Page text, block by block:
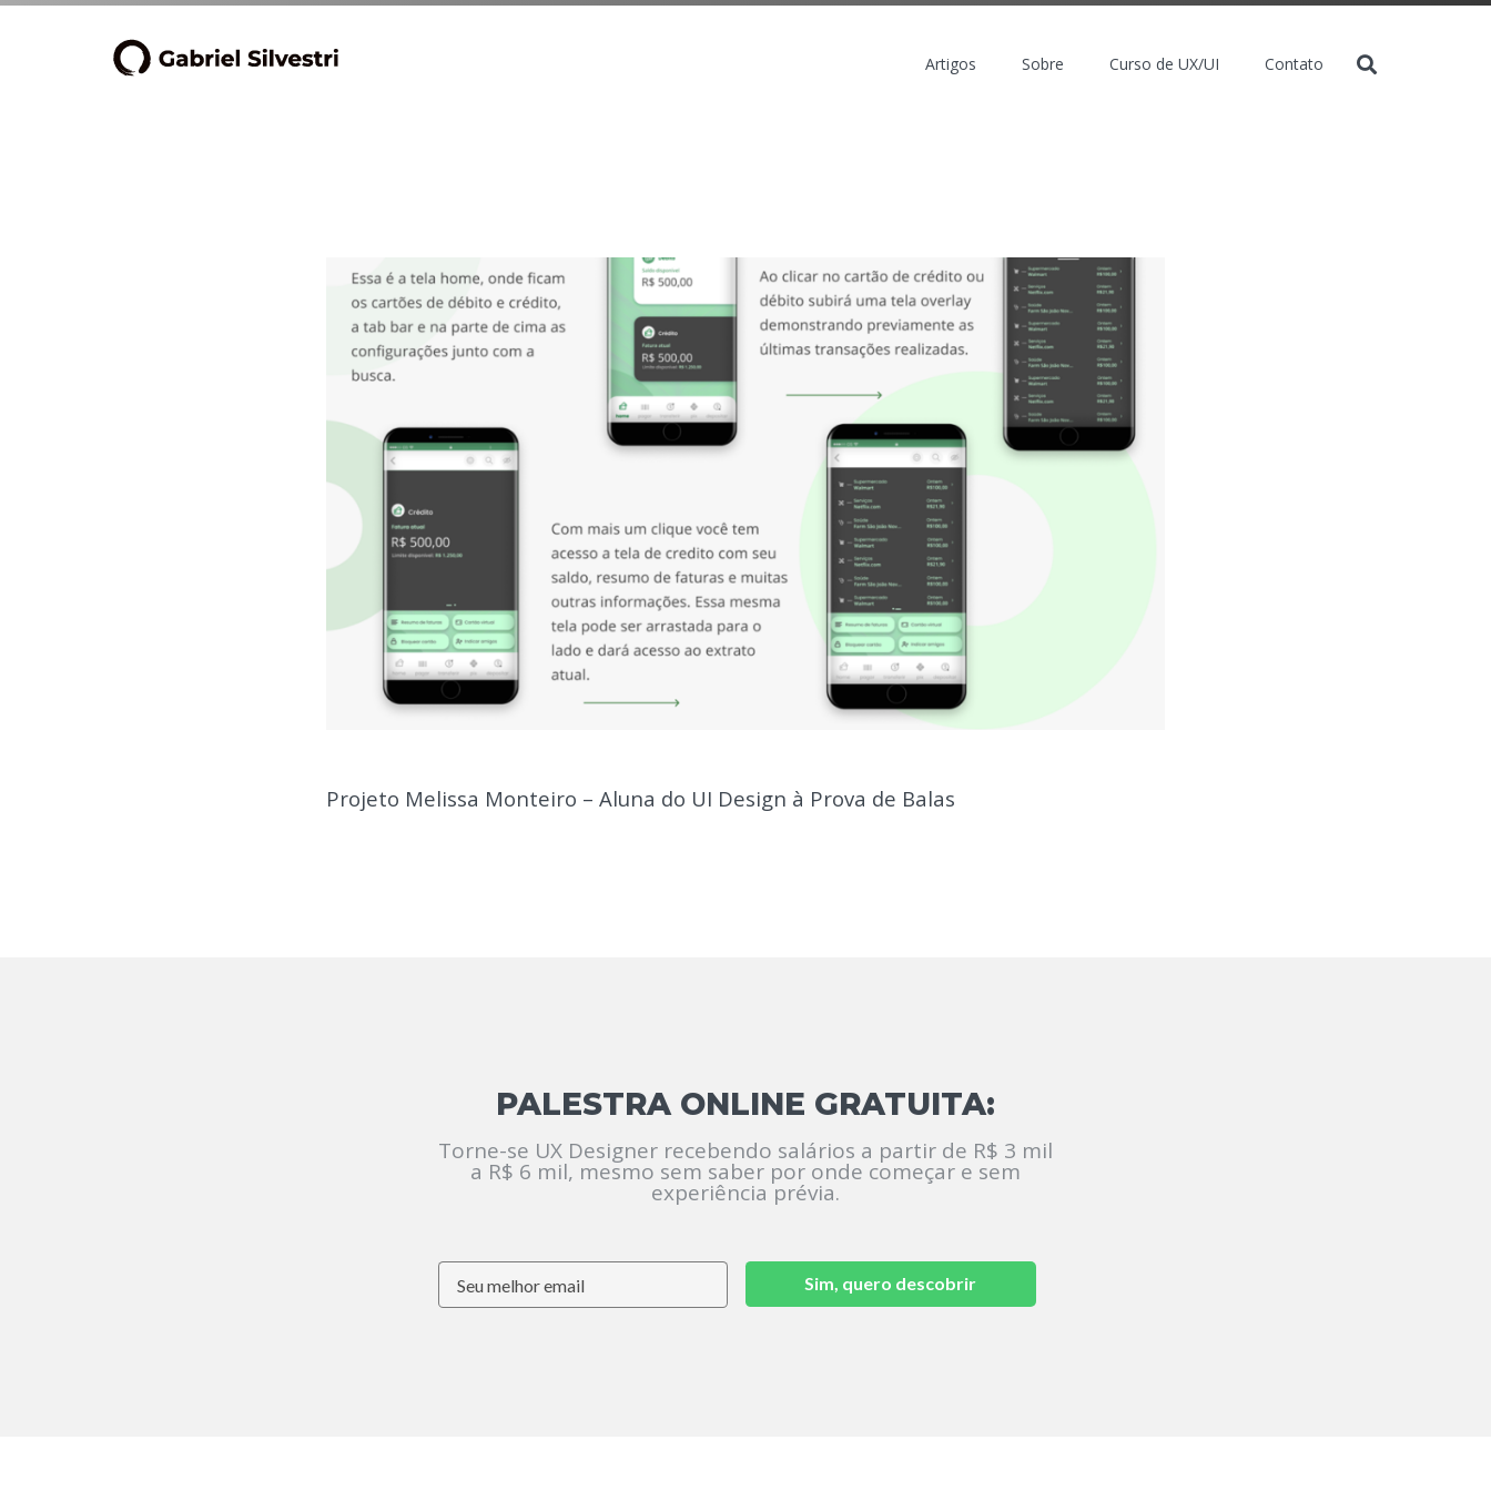
Artigos Sobre Curso de UX/UI Contato
Projeto Melissa Monteiro – Aluna do UI Design à Prova de Balas
PALESTRA ONLINE GRATUITA:
Torne-se UX Designer recebendo salários a partir de R$ 3 mil
a R$ 6 mil, mesmo sem saber por onde começar e sem
experiência prévia.
Sim, quero descobrir